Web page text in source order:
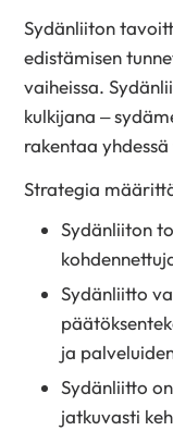
Sydänliiton
edistämisen
vaiheissa.
kulkijana –
rakentaa
Strategia
Sydänliiton
Sydänliitto
ja
Sydänliitto
jatkuvasti